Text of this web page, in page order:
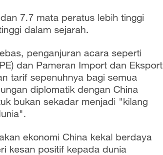
7.7 mata peratus lebih tinggi
dalam sejarah.
penganjuran acara seperti
dan Pameran Import dan Eksport
tarif sepenuhnya bagi semua
diplomatik dengan China
bukan sekadar menjadi "kilang
ekonomi China kekal berdaya
kesan positif kepada dunia